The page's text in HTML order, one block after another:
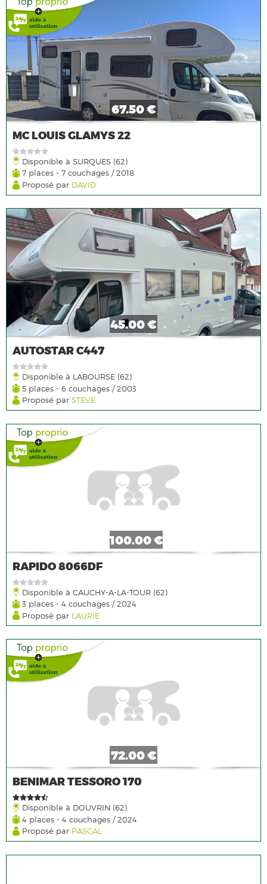
67.50 €
MC LOUIS GLAMYS 22
Disponible à SURQUES (62)
7 places - 7 couchages / 2018
Proposé par DAVID
45.00 €
AUTOSTAR C447
Disponible à LABOURSE (62)
5 places - 6 couchages / 2003
Proposé parSTEVE
100.00 €
RAPIDO 8066DF
Disponible à CAUCHY-A-LA-TOUR (62)
3 places - 4 couchages / 2024
Proposé par LAURIE
72.00 €
BENIMAR TESSORO 170
Disponible à DOUVRIN (62)
4 places - 4 couchages / 2024
Proposé par PASCAL